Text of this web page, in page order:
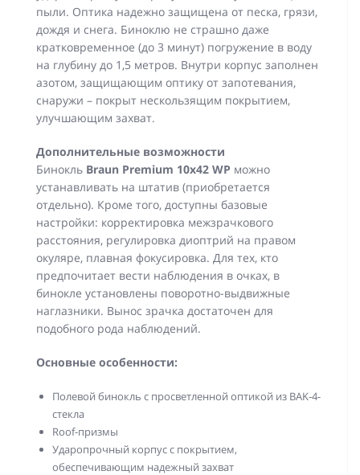
пыли. Оптика надежно защищена от песка, грязи,
дождя и снега. Биноклю не страшно даже
кратковременное (до 3 минут) погружение в воду
на глубину до 1,5 метров. Внутри корпус заполнен
азотом, защищающим оптику от запотевания,
снаружи – покрыт нескользящим покрытием,
улучшающим захват.
Дополнительные возможности
Бинокль Braun Premium 10х42 WP можно
устанавливать на штатив (приобретается
отдельно). Кроме того, доступны базовые
настройки: корректировка межзрачкового
расстояния, регулировка диоптрий на правом
окуляре, плавная фокусировка. Для тех, кто
предпочитает вести наблюдения в очках, в
бинокле установлены поворотно-выдвижные
наглазники. Вынос зрачка достаточен для
подобного рода наблюдений.
Основные особенности:
Полевой бинокль с просветленной оптикой из BAK-4-
стекла
Roof-призмы
Ударопрочный корпус с покрытием,
обеспечивающим надежный захват